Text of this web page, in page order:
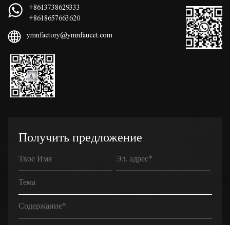
+8613738629333
+8618657663620
ymnfactory@ymnfaucet.com
Получить предложение